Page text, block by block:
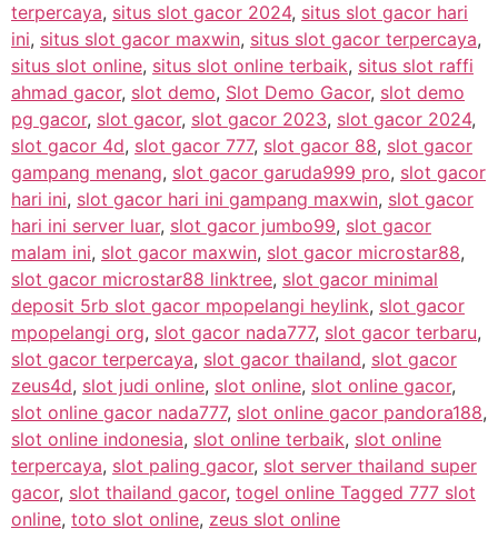
terpercaya, situs slot gacor 2024, situs slot gacor hari
ini, situs slot gacor maxwin, situs slot gacor terpercaya,
situs slot online, situs slot online terbaik, situs slot raffi
ahmad gacor, slot demo, Slot Demo Gacor, slot demo
pg gacor, slot gacor, slot gacor 2023, slot gacor 2024,
slot gacor 4d, slot gacor 777, slot gacor 88, slot gacor
gampang menang, slot gacor garuda999 pro, slot gacor
hari ini, slot gacor hari ini gampang maxwin, slot gacor
hari ini server luar, slot gacor jumbo99, slot gacor
malam ini, slot gacor maxwin, slot gacor microstar88,
slot gacor microstar88 linktree, slot gacor minimal
deposit 5rb slot gacor mpopelangi heylink, slot gacor
mpopelangi org, slot gacor nada777, slot gacor terbaru,
slot gacor terpercaya, slot gacor thailand, slot gacor
zeus4d, slot judi online, slot online, slot online gacor,
slot online gacor nada777, slot online gacor pandora188,
slot online indonesia, slot online terbaik, slot online
terpercaya, slot paling gacor, slot server thailand super
gacor, slot thailand gacor, togel online Tagged 777 slot
online, toto slot online, zeus slot online